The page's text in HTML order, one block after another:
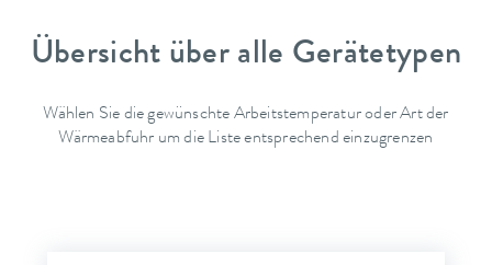
Übersicht über alle Gerätetypen
Wählen Sie die gewünschte Arbeitstemperatur oder Art der
Wärmeabfuhr um die Liste entsprechend einzugrenzen